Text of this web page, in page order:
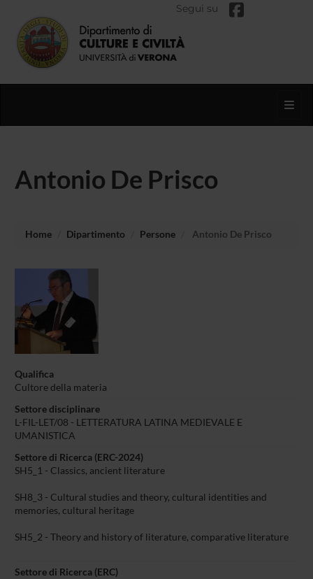
Segui su
Antonio De Prisco
Home Dipartimento Persone Antonio De Prisco
Qualifica
Cultore della materia
Settore disciplinare
L-FIL-LET/08 - LETTERATURA LATINA MEDIEVALE E
UMANISTICA
Settore di Ricerca (ERC-2024)
SH5_1 - Classics, ancient literature
SH8_3 - Cultural studies and theory, cultural identities and
memories, cultural heritage
SH5_2 - Theory and history of literature, comparative literature
Settore di Ricerca (ERC)